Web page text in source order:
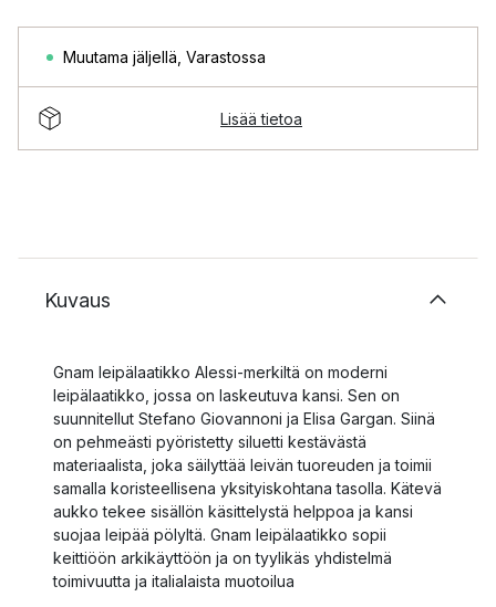
Muutama jäljellä Varastossa
Lisää tietoa
Kuvaus
Gnam leipälaatikko Alessi-merkiltä on moderni
leipälaatikko, jossa on laskeutuva kansi. Sen on
suunnitellut Stefano Giovannoni ja Elisa Gargan. Siinä
on pehmeästi pyöristetty siluetti kestävästä
materiaalista, joka säilyttää leivän tuoreuden ja toimii
samalla koristeellisena yksityiskohtana tasolla. Kätevä
aukko tekee sisällön käsittelystä helppoa ja kansi
suojaa leipää pölyltä. Gnam leipälaatikko sopii
keittiöön arkikäyttöön ja on tyylikäs yhdistelmä
toimivuutta ja italialaista muotoilua